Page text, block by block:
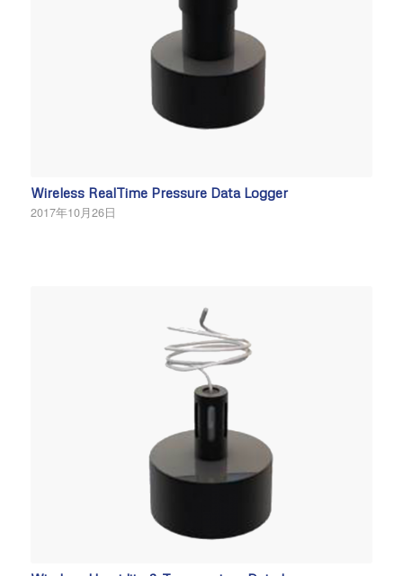
Wireless RealTime Pressure Data Logger
2017年10月26日